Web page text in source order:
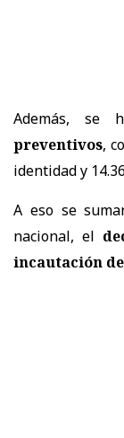
Además, se
preventivos,
identidad y
A eso se
nacional, el
incautación